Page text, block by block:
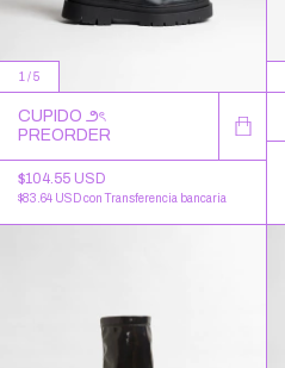
1 /5
CUPIDO ౨ৎ
PREORDER
$104.55 USD
$83.64 USDcon Transferencia bancaria